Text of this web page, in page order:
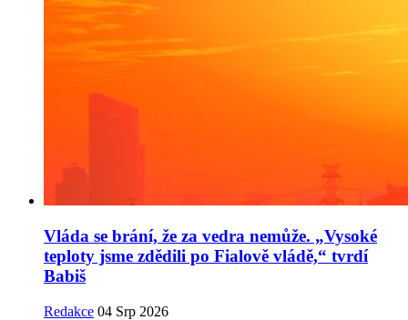
Vláda se brání, že za vedra nemůže. „Vysoké
teploty jsme zdědili po Fialově vládě,“ tvrdí
Babiš
Redakce 04 Srp 2026